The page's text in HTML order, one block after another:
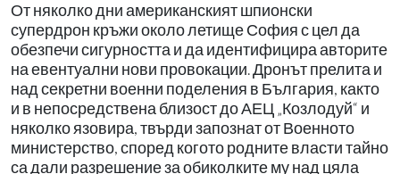
От няколко дни американският шпионски
супердрон кръжи около летище София с цел да
обезпечи сигурността и да идентифицира авторите
на евентуални нови провокации. Дронът прелита и
над секретни военни поделения в България, както
и в непосредствена близост до АЕЦ „Козлодуй“ и
няколко язовира, твърди запознат от Военното
министерство, според когото родните власти тайно
са дали разрешение за обиколките му над цяла